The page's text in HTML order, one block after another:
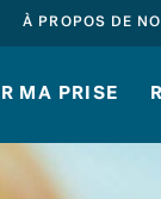
À PROPOS DE
MA PRISE